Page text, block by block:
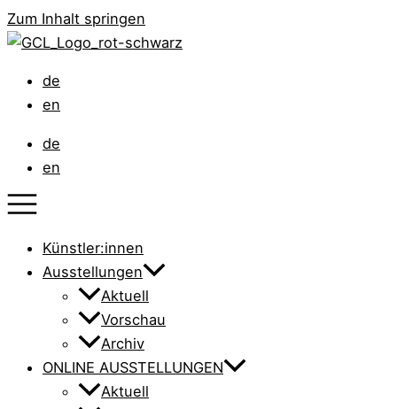
Zum Inhalt springen
de
en
de
en
Künstler:innen
Ausstellungen
Aktuell
Vorschau
Archiv
ONLINE AUSSTELLUNGEN
Aktuell